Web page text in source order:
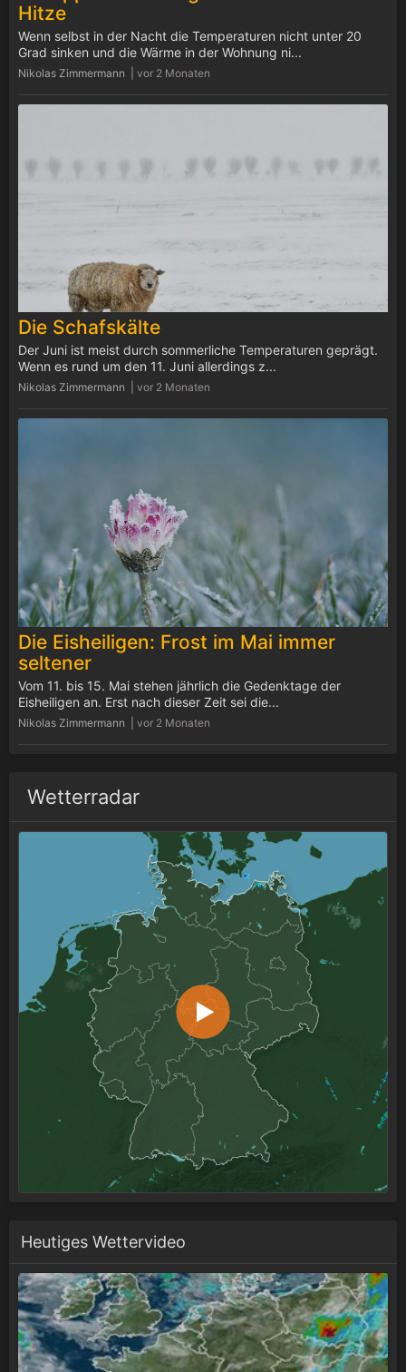
Hitze
Nikolas Zimmermann | vor 2 Monaten
Wenn selbst in der Nacht die Temperaturen nicht unter 20
Grad sinken und die Wärme in der Wohnung ni...
Die Schafskälte
Nikolas Zimmermann | vor 2 Monaten
Der Juni ist meist durch sommerliche Temperaturen geprägt.
Wenn es rund um den 11. Juni allerdings z...
Die Eisheiligen: Frost im Mai immer
seltener
Nikolas Zimmermann | vor 2 Monaten
Vom 11. bis 15. Mai stehen jährlich die Gedenktage der
Eisheiligen an. Erst nach dieser Zeit sei die...
Wetterradar
Heutiges Wettervideo